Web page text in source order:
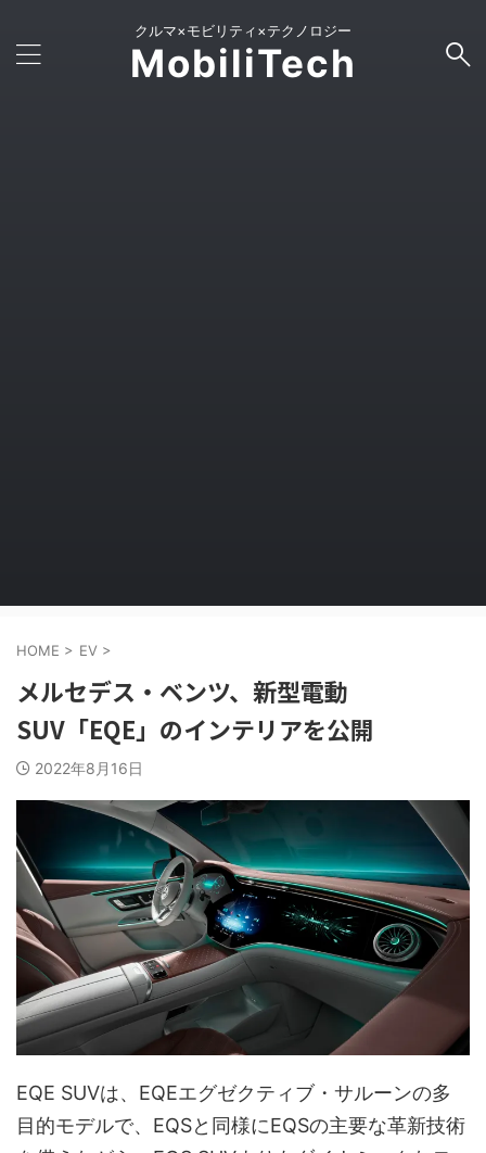
クルマ×モビリティ×テクノロジー
MobiliTech
HOME > EV >
メルセデス・ベンツ、新型電動
SUV「EQE」のインテリアを公開
2022年8月16日
EQE SUVは、EQEエグゼクティブ・サルーンの多
目的モデルで、EQSと同様にEQSの主要な革新技術